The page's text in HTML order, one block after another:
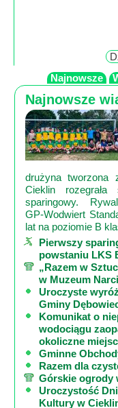
Forum
Świat
Wioska
Dom
Ogłoszenia
Rozrywka
Poznaj
Regulamin
Najnowsze
Najnowsze
drużyna tworzona
Cieklin
sparingowy.
GP‑Wodwiert
lat na poziomie B
Pierwszy
powstaniu LKS
„Razem w
w Muzeum
Uroczyste
Gminy
Komunikat o
wodociągu
okoliczne
Gminne
Razem dla
Górskie ogrody
Uroczystość
Kultury w